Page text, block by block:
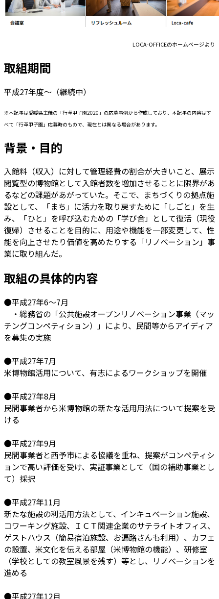
LOCA-OFFICEのホームページより
取組期間
平成27年度～（継続中）
※本記事は愛媛県主催の「行革甲子園2020」の応募事例から作成しており、本記事の内容はす
べて「行革甲子園」応募時のもので、現在とは異なる場合があります。
背景・目的
入館料（収入）に対して管理経費の割合が大きいこと、展示
閲覧型の博物館として入館者数を増加させることに限界があ
るなどの課題があがっていた。そこで、まちづくりの拠点施
設として、「まち」に活力を取り戻すために「しごと」を生
み、「ひと」を呼び込むための「学び舎」として復活（現役
復帰）させることを目的に、用途や機能を一部変更して、性
能を向上させたり価値を高めたりする「リノベーション」事
業に取り組んだ。
取組の具体的内容
●平成27年6～7月
・総務省の「公共施設オープンリノベーション事業（マッ
チングコンペティション）」により、民間等からアイディア
を募集の実施
●平成27年7月
米博物館活用について、有志によるワークショップを開催
●平成27年8月
民間事業者から米博物館の新たな活用用法について提案を受
ける
●平成27年9月
民間事業者と西予市による協議を重ね、提案がコンペティシ
ョンで高い評価を受け、実証事業として（国の補助事業とし
て）採択
●平成27年11月
新たな施設の利活用方法として、インキュベーション施設、
コワーキング施設、ＩＣＴ関連企業のサテライトオフィス、
ゲストハウス（簡易宿泊施設、お遍路さんも利用）、カフェ
の設置、米文化を伝える部屋（米博物館の機能）、研修室
（学校としての教室風景を残す）等とし、リノベーションを
進める
●平成27年12月